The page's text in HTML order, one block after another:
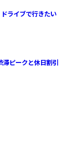
ライブで行きたい
ピークと休日割引